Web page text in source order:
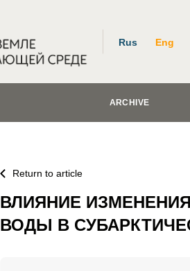
Rus Eng
ARCHIVE
Return to article
ВЛИЯНИЕ
ВОДЫ В